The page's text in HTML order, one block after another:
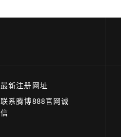
最新注册网址
联系腾博888官网诚
信